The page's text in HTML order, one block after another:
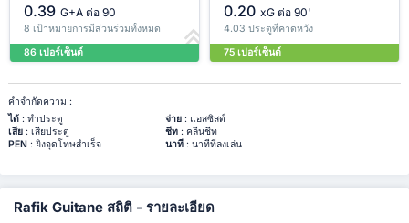
0.39 G+A ต่อ 90
8 เป้าหมายการมีส่วนร่วมทั้งหมด
86 เปอร์เซ็นต์
0.20 xG ต่อ 90'
4.03 ประตูที่คาดหวัง
75 เปอร์เซ็นต์
คำจำกัดความ :
ได้: ทำประตู จ่าย: แอสซิสต์
เสีย: เสียประตู ชีท: คลีนชีท
PEN: ยิงจุดโทษสำเร็จ นาที: นาทีที่ลงเล่น
Rafik Guitane สถิติ - รายละเอียด